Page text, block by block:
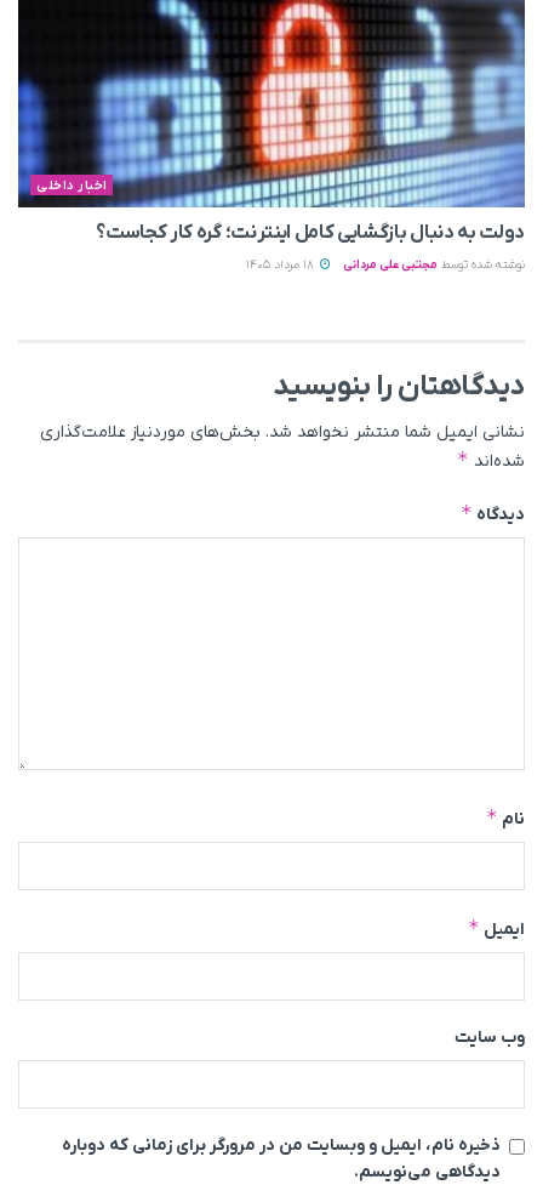
اخبار داخلی
دولت به دنبال بازگشایی کامل اینترنت؛ گره کار کجاست؟
نوشته شده توسط مجتبی علی مردانی
دیدگاهتان را بنویسید
نشانی ایمیل شما منتشر نخواهد شد. بخش‌های موردنیاز علامت‌گذاری
شده‌اند *
دیدگاه *
نام *
ایمیل *
وب‌ سایت
ذخیره نام، ایمیل و وبسایت من در مرورگر برای زمانی که دوباره
دیدگاهی می‌نویسم.